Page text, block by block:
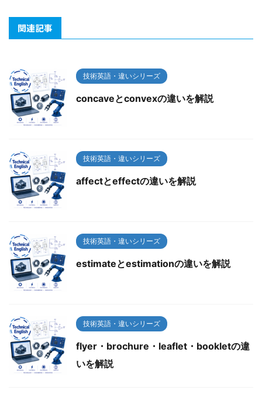
関連記事
技術英語・違いシリーズ
concaveとconvexの違いを解説
技術英語・違いシリーズ
affectとeffectの違いを解説
技術英語・違いシリーズ
estimateとestimationの違いを解説
技術英語・違いシリーズ
flyer・brochure・leaflet・bookletの違
いを解説